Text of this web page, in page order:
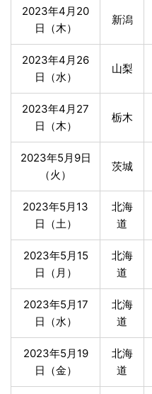
2023年4月20
日（木）
新潟
2023年4月26
日（水）
山梨
2023年4月27
日（木）
栃木
2023年5月9日
（火）
茨城
2023年5月13
日（土）
北海
道
2023年5月15
日（月）
北海
道
2023年5月17
日（水）
北海
道
2023年5月19
日（金）
北海
道